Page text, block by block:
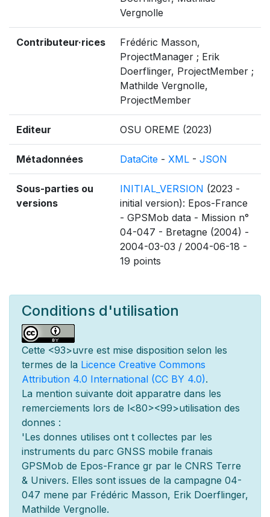
Vergnolle
Contributeur·rices
Frédéric Masson,
ProjectManager ; Erik
Doerflinger, ProjectMember ;
Mathilde Vergnolle,
ProjectMember
Editeur OSU OREME (2023)
Métadonnées DataCite - XML - JSON
Sous-parties ou
versions
INITIAL_VERSION (2023 -
initial version): Epos-France
- GPSMob data - Mission n°
04-047 - Bretagne (2004) -
2004-03-03 / 2004-06-18 -
19 points
Conditions d'utilisation
Cette <93>uvre est mise disposition selon les
termes de la Licence Creative Commons
Attribution 4.0 International (CC BY 4.0).
La mention suivante doit apparatre dans les
remerciements lors de l<80><99>utilisation des
donnes :
'Les donnes utilises ont t collectes par les
instruments du parc GNSS mobile franais
GPSMob de Epos-France gr par le CNRS Terre
& Univers. Elles sont issues de la campagne 04-
047 mene par Frédéric Masson, Erik Doerflinger,
Mathilde Vergnolle.